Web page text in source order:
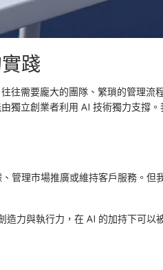
踐
往需要龐大的團隊、繁瑣的管理流
獨立創業者利用 AI 技術獨力支撐
管理市場推廣或維持客戶服務。但
力與執行力，在 AI 的加持下可以